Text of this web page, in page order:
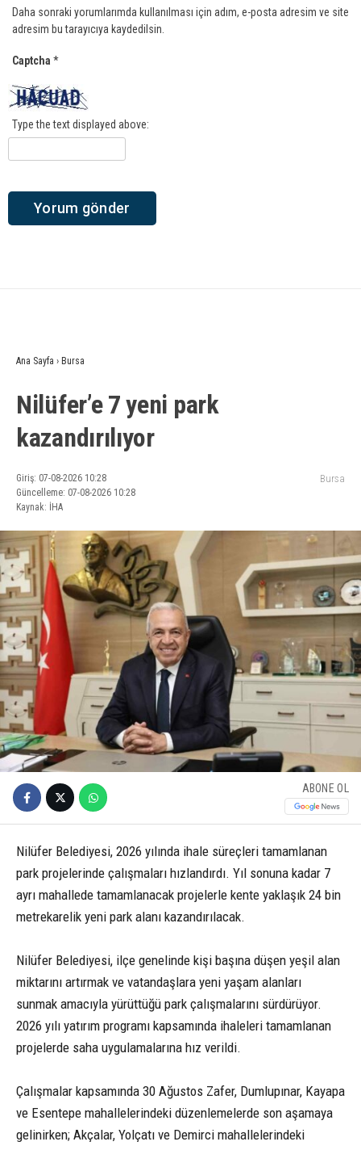
Daha sonraki yorumlarımda kullanılması için adım, e-posta adresim ve site
adresim bu tarayıcıya kaydedilsin.
Captcha *
Type the text displayed above:
Ana Sayfa › Bursa
Nilüfer’e 7 yeni park
kazandırılıyor
Giriş: 07-08-2026 10:28
Güncelleme: 07-08-2026 10:28
Kaynak: İHA
Bursa
ABONE OL
Nilüfer Belediyesi, 2026 yılında ihale süreçleri tamamlanan
park projelerinde çalışmaları hızlandırdı. Yıl sonuna kadar 7
ayrı mahallede tamamlanacak projelerle kente yaklaşık 24 bin
metrekarelik yeni park alanı kazandırılacak.
Nilüfer Belediyesi, ilçe genelinde kişi başına düşen yeşil alan
miktarını artırmak ve vatandaşlara yeni yaşam alanları
sunmak amacıyla yürüttüğü park çalışmalarını sürdürüyor.
2026 yılı yatırım programı kapsamında ihaleleri tamamlanan
projelerde saha uygulamalarına hız verildi.
Çalışmalar kapsamında 30 Ağustos Zafer, Dumlupınar, Kayapa
ve Esentepe mahallelerindeki düzenlemelerde son aşamaya
gelinirken; Akçalar, Yolçatı ve Demirci mahallelerindeki